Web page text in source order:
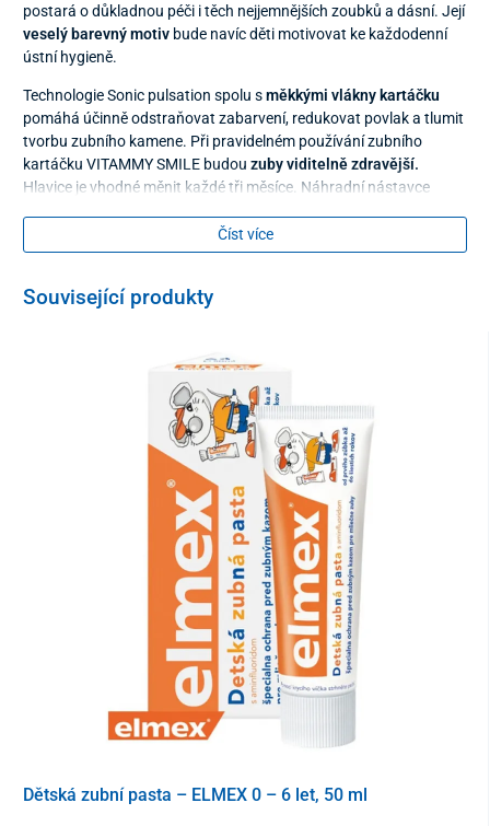
postará o důkladnou péči i těch nejjemnějších zoubků a dásní. Její
veselý barevný motiv bude navíc děti motivovat ke každodenní
ústní hygieně.
Technologie Sonic pulsation spolu směkkými vlákny kartáčku
pomáhá účinně odstraňovat zabarvení, redukovat povlak a tlumit
tvorbu zubního kamene. Při pravidelném používání zubního
kartáčku VITAMMY SMILE budou zuby viditelně zdravější.
Hlavice je vhodné měnit každé tři měsíce. Náhradní nástavce
Číst více
Související produkty
Dětská zubní pasta – ELMEX 0 – 6 let, 50 ml